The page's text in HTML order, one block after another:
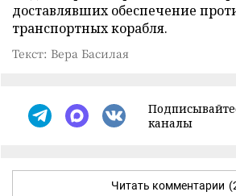
доставлявших обеспечение
транспортных корабля.
Текст: Вера Басилая
каналы
Читать комментарии